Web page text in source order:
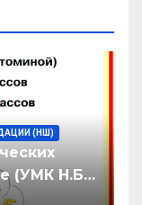
(НШ)
(УМК Н.Б.